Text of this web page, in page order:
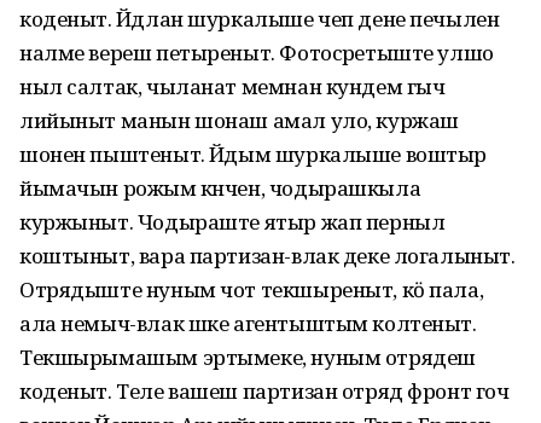
коденыт. Йӱдлан шуркалыше чеп дене печылен
налме вереш петыреныт. Фотосӱретыште улшо
ныл салтак, чыланат мемнан кундем гыч
лийыныт манын шонаш амал уло, куржаш
шонен пыштеныт. Йӱдым шуркалыше воштыр
йымачын рожым кӱнчен, чодырашкыла
куржыныт. Чодыраште ятыр жап перныл
коштыныт, вара партизан-влак деке логалыныт.
Отрядыште нуным чот текшыреныт, кӧ пала,
ала немыч-влак шке агентыштым колтеныт.
Текшырымашым эртымеке, нуным отрядеш
коденыт. Теле вашеш партизан отряд фронт гоч